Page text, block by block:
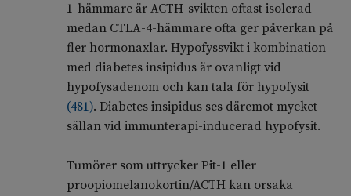
1-hämmare är ACTH-svikten oftast isolerad
medan CTLA-4-hämmare ofta ger påverkan på
fler hormonaxlar. Hypofyssvikt i kombination
med diabetes insipidus är ovanligt vid
hypofysadenom och kan tala för hypofysit
(481). Diabetes insipidus ses däremot mycket
sällan vid immunterapi-inducerad hypofysit.
Tumörer som uttrycker Pit-1 eller
proopiomelanokortin/ACTH kan orsaka